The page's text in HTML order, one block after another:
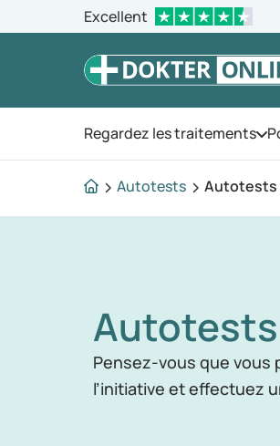
Excellent
Regardez les traitements
Autotests Autotests
Pensez-vous que vous
l’initiative et effectuez